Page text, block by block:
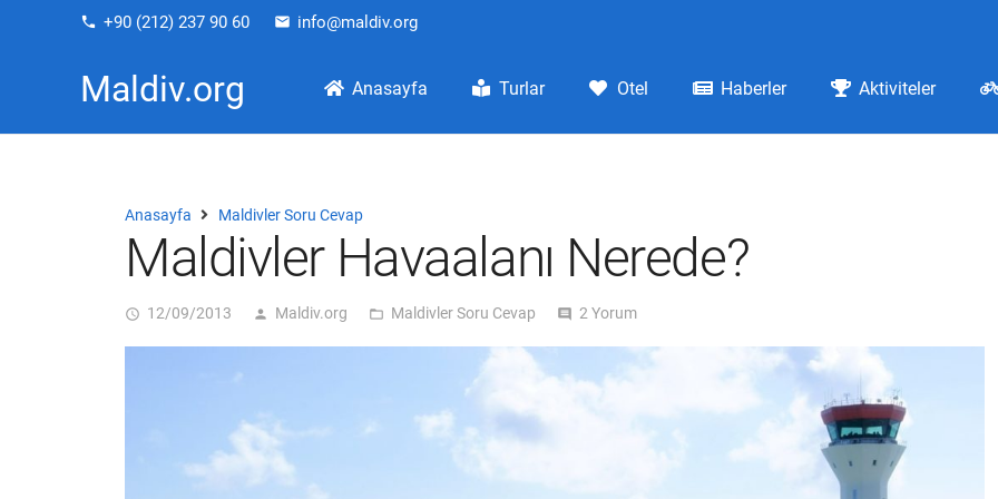
phone +90 (212) 237 90 60 email info@maldiv.org
Maldiv.org Anasayfa Turlar Otel Haberler Aktiviteler
Anasayfa Maldivler Soru Cevap
Maldivler Havaalanı Nerede?
access_time 12/09/2013 person Maldiv.org folder_open Maldivler Soru Cevap comment 2Yorum